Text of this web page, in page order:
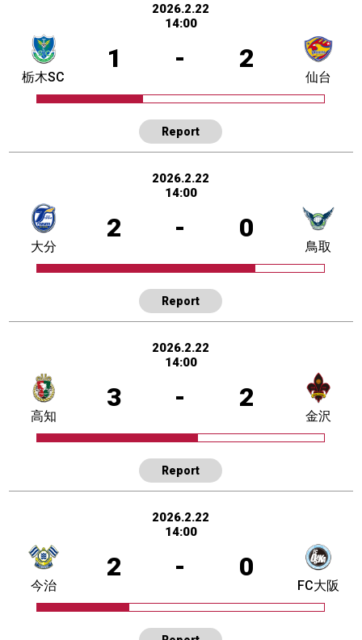
2026.2.22
14:00
1 - 2
栃木SC 仙台
Report
2026.2.22
14:00
2 - 0
大分 鳥取
Report
2026.2.22
14:00
3 - 2
高知 金沢
Report
2026.2.22
14:00
2 - 0
今治 FC大阪